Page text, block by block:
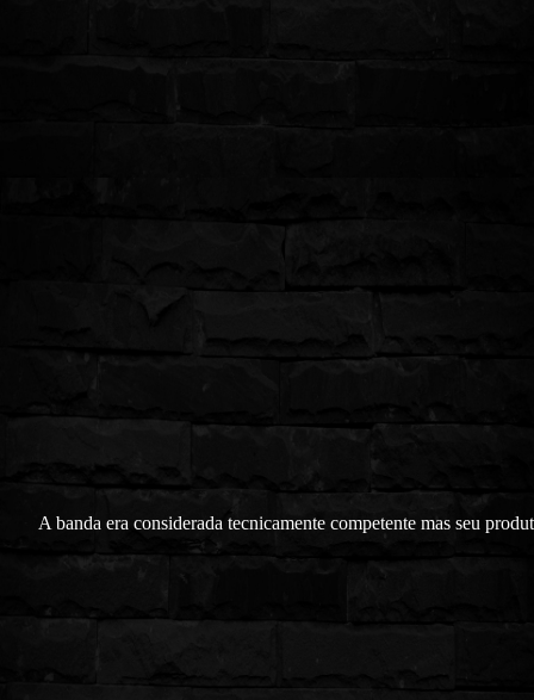
A banda era considerada tecnicamente competente mas seu